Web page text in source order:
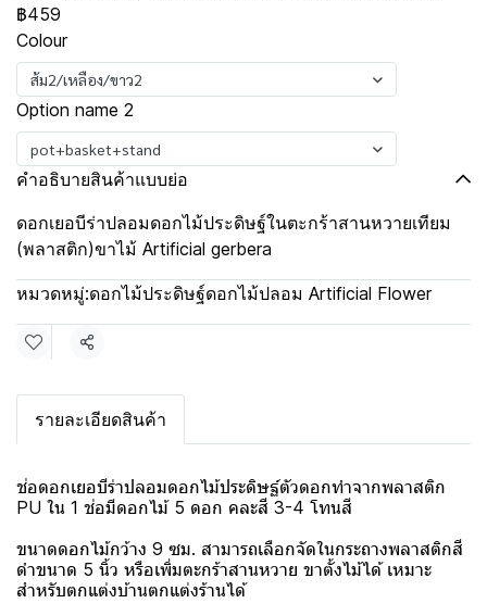
฿459
Colour
ส้ม2/เหลือง/ขาว2
Option name 2
pot+basket+stand
คำอธิบายสินค้าแบบย่อ
ดอกเยอบีร่าปลอมดอกไม้ประดิษฐ์ในตะกร้าสานหวายเทียม
(พลาสติก)ขาไม้ Artificial gerbera
หมวดหมู่:ดอกไม้ประดิษฐ์ดอกไม้ปลอม Artificial Flower
แชร์
รายละเอียดสินค้า
ช่อดอกเยอบีร่าปลอมดอกไม้ประดิษฐ์ตัวดอกทำจากพลาสติก
PU ใน 1 ช่อมีดอกไม้ 5 ดอก คละสี 3-4 โทนสี
ขนาดดอกไม้กว้าง 9 ซม. สามารถเลือกจัดในกระถางพลาสติกสี
ดำขนาด 5 นิ้ว หรือเพิ่มตะกร้าสานหวาย ขาตั้งไม้ได้ เหมาะ
สำหรับตกแต่งบ้านตกแต่งร้านได้